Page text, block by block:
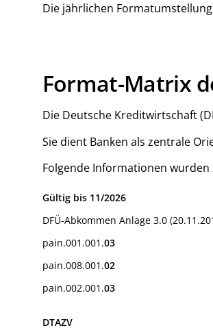
Die jährlichen
Format-Matrix
Die Deutsche Kreditwirtschaft
Sie dient Banken als zentrale
Folgende Informationen
Gültig bis 11/2026
DFÜ-Abkommen Anlage 3.0
pain.001.001.03
pain.008.001.02
pain.002.001.03
DTAZV